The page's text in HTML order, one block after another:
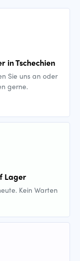
in Tschechien
Sie uns an oder
gerne.
Lager
Kein Warten